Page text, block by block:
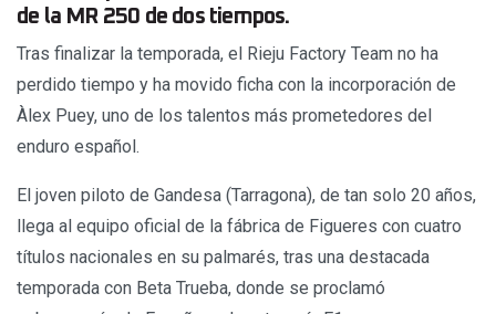
de la MR 250 de dos tiempos.
Tras finalizar la temporada, el Rieju Factory Team no ha
perdido tiempo y ha movido ficha con la incorporación de
Àlex Puey, uno de los talentos más prometedores del
enduro español.
El joven piloto de Gandesa (Tarragona), de tan solo 20 años,
llega al equipo oficial de la fábrica de Figueres con cuatro
títulos nacionales en su palmarés, tras una destacada
temporada con Beta Trueba, donde se proclamó